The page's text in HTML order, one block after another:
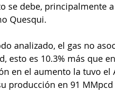
se debe, principalmente
Quesqui.
analizado, el gas no
esto es 10.3% más que
en el aumento la tuvo el
producción en 91